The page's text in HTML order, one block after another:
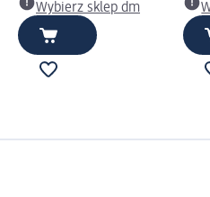
Wybierz sklep dm